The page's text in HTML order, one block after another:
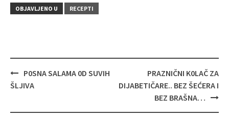
OBJAVLJENO U RECEPTI
Navigacija
objava
P0SNA SALAMA 0D SUVIH
ŠLJIVA
PRAZNIČNI K0LAČ ZA
DIJABETIČARE.. BEZ ŠEĆERA I
BEZ BRAŠNA…